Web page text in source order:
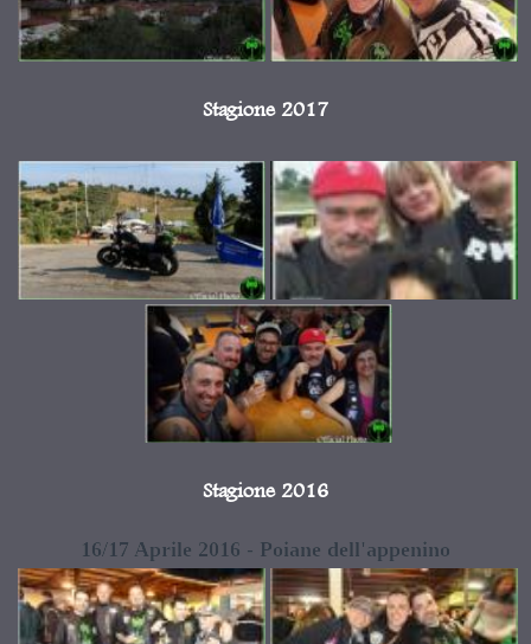
Stagione 2017
Stagione 2016
16/17 Aprile 2016 - Poiane dell'appenino